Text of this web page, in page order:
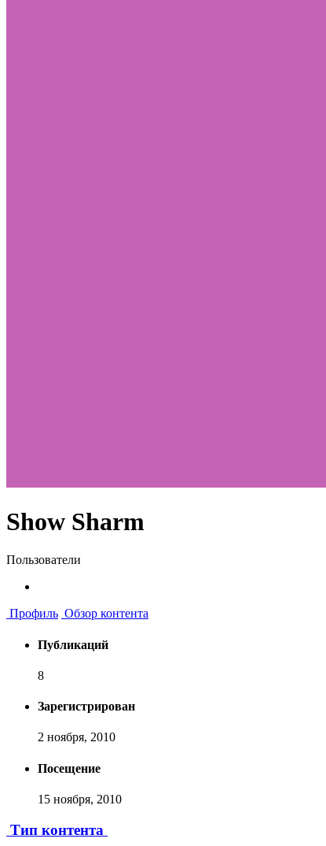
Show Sharm
Пользователи
Профиль Обзор контента
Публикаций
8
Зарегистрирован
2 ноября, 2010
Посещение
15 ноября, 2010
Тип контента